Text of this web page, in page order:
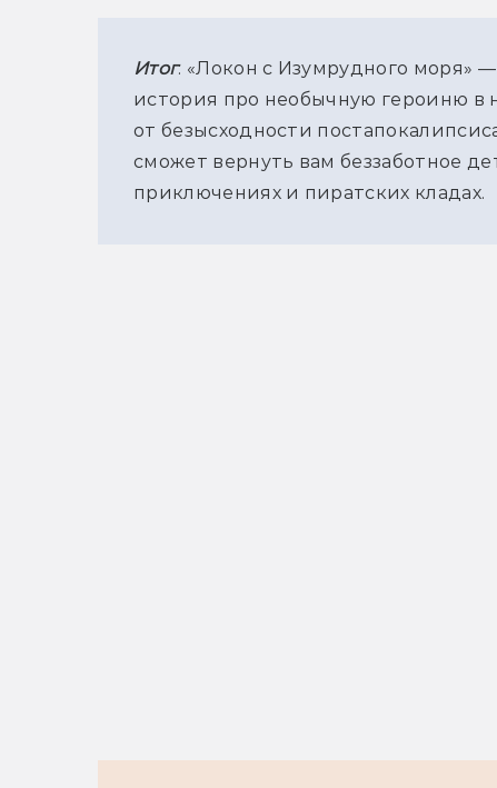
Итог: «Локон с Изумрудного моря»
история про необычную героиню в
от безысходности
сможет вернуть вам беззаботное
приключениях и пиратских кладах.